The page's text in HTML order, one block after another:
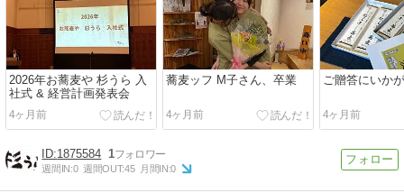
2026年お蕎麦や 杉うら 入
社式 & 経営計画発表会
4ヶ月前
蕎麦ッフ M子さん、卒業
4ヶ月前
ご贈答にいか
4ヶ月前
1875584 1
週間IN:0 週間OUT:45 月間IN:0